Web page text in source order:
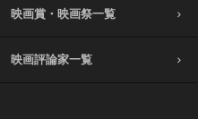
映画賞・映画祭一覧
映画評論家一覧